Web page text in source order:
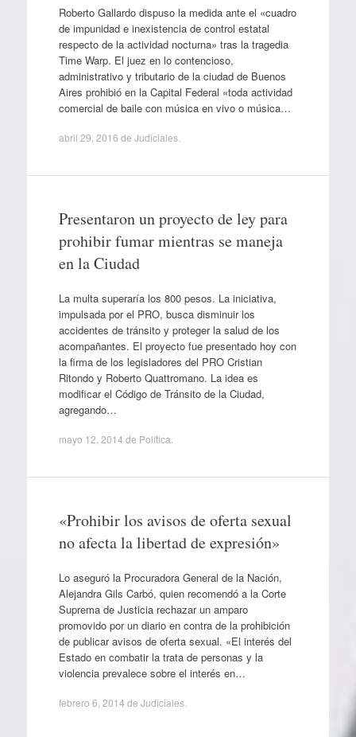
Roberto Gallardo dispuso la medida ante el «cuadro
de impunidad e inexistencia de control estatal
respecto de la actividad nocturna» tras la tragedia
Time Warp. El juez en lo contencioso,
administrativo y tributario de la ciudad de Buenos
Aires prohibió en la Capital Federal «toda actividad
comercial de baile con música en vivo o música…
abril 29, 2016 de Judiciales.
Presentaron un proyecto de ley para
prohibir fumar mientras se maneja
en la Ciudad
La multa superaría los 800 pesos. La iniciativa,
impulsada por el PRO, busca disminuir los
accidentes de tránsito y proteger la salud de los
acompañantes. El proyecto fue presentado hoy con
la firma de los legisladores del PRO Cristian
Ritondo y Roberto Quattromano. La idea es
modificar el Código de Tránsito de la Ciudad,
agregando…
mayo 12, 2014 de Política
«Prohibir los avisos de oferta sexual
no afecta la libertad de expresión»
Lo aseguró la Procuradora General de la Nación,
Alejandra Gils Carbó, quien recomendó a la Corte
Suprema de Justicia rechazar un amparo
promovido por un diario en contra de la prohibición
de publicar avisos de oferta sexual. «El interés del
Estado en combatir la trata de personas y la
violencia prevalece sobre el interés en…
febrero 6, 2014 de Judiciales.